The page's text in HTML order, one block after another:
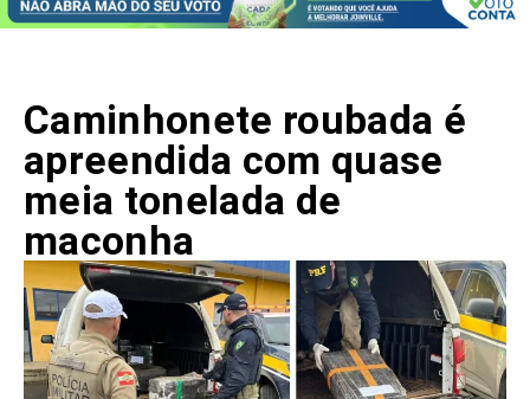
Caminhonete roubada é
apreendida com quase
meia tonelada de
maconha